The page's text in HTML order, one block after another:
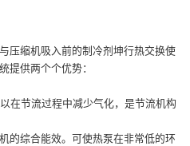
压缩机吸入前的制冷剂坤行热交换使
提供两个个优势：
在节流过程中减少气化，是节流机构
的综合能效。可使热泵在非常低的环